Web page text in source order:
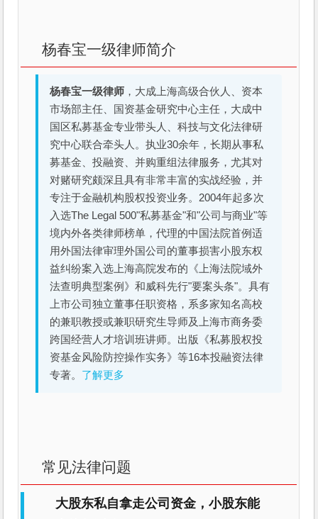
杨春宝一级律师简介
杨春宝一级律师 ，大成上海高级合伙人、资本
市场部主任、国资基金研究中心主任，大成中
国区私募基金专业带头人、科技与文化法律研
究中心联合牵头人。执业30余年，长期从事私
募基金、投融资、并购重组法律服务，尤其对
对赌研究颇深且具有非常丰富的实战经验，并
专注于金融机构股权投资业务。2004年起多次
入选The Legal 500"私募基金"和"公司与商业"等
境内外各类律师榜单，代理的中国法院首例适
用外国法律审理外国公司的董事损害小股东权
益纠纷案入选上海高院发布的《上海法院域外
法查明典型案例》和威科先行"要案头条"。具有
上市公司独立董事任职资格，系多家知名高校
的兼职教授或兼职研究生导师及上海市商务委
跨国经营人才培训班讲师。出版《私募股权投
资基金风险防控操作实务》等16本投融资法律
专著。 了解更多
常见法律问题
大股东私自拿走公司资金，小股东能